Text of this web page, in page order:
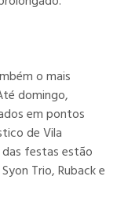
o mais
domingo,
em pontos
de Vila
festas estão
Trio, Ruback e